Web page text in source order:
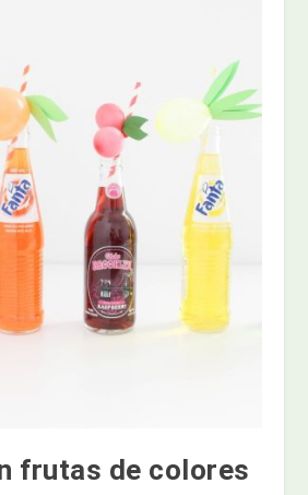
frutas de colores